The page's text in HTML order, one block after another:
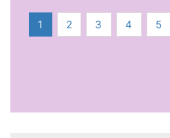
1 2 3 4 5